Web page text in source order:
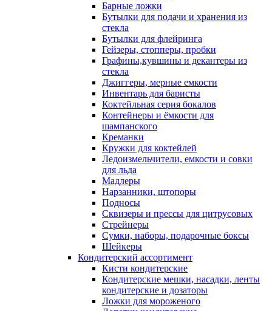
Барные ложки
Бутылки для подачи и хранения из
стекла
Бутылки для флейринга
Гейзеры, стопперы, пробки
Графины,кувшины и декантеры из
стекла
Джиггеры, мерные емкости
Инвентарь для баристы
Коктейльная серия бокалов
Контейнеры и ёмкости для
шампанского
Креманки
Кружки для коктейлей
Ледоизмельчители, емкости и совки
для льда
Мадлеры
Нарзанники, штопоры
Подносы
Сквизеры и прессы для цитрусовых
Стрейнеры
Сумки, наборы, подарочные боксы
Шейкеры
Кондитерский ассортимент
Кисти кондитерские
Кондитерские мешки, насадки, ленты
кондитерские и дозаторы
Ложки для мороженого